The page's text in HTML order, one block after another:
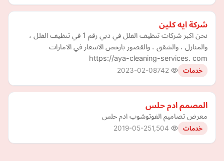
شركة ايه كلين
نحن اكبر شركات تنظيف الفلل في دبي رقم 1 في تنظيف الفلل ،
والمنازل ، والشقق ، والقصور بارخص الاسعار في الامارات
https://aya-cleaning-services. com
خدمات 2023-02-08
المصمم ادم حلس
معرض تصاميم الفوتوشوب ادم حلس
خدمات 2019-05-25